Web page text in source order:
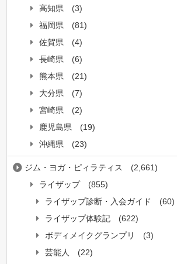
高知県
(3)
福岡県
(81)
佐賀県
(4)
長崎県
(6)
熊本県
(21)
大分県
(7)
宮崎県
(2)
鹿児島県
(19)
沖縄県
(23)
ジム・ヨガ・ピィラティス
(2,661)
ライザップ
(855)
ライザップ診断・入会ガイド
(60)
ライザップ体験記
(622)
ボディメイクグランプリ
(3)
芸能人
(22)